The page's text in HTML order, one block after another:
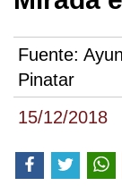
15/12/2018
Fuente:
Pinatar